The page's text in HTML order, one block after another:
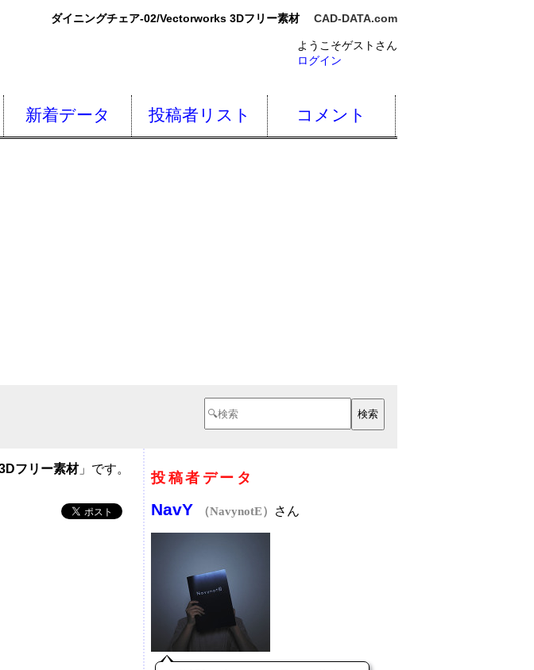
ダイニングチェア-02/Vectorworks 3Dフリー素材 CAD-DATA.com
ようこそゲストさん
ログイン
新着データ 投稿者リスト コメント
フリー素材」です。
投稿者データ
NavY （NavynotE） さん